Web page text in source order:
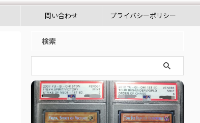
問い合わせ プライバシーポリシー
検索